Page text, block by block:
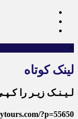
×
لینک کوتاه
لـیـنـک زیـر را
?p=55650